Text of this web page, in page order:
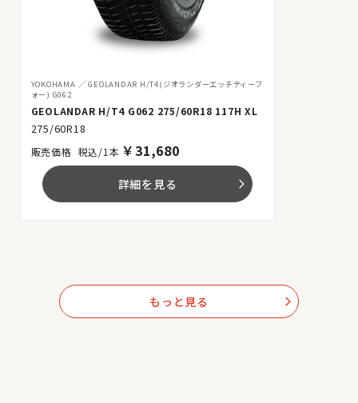
YOKOHAMA
GEOLANDAR H/T4(ジオランダーエッチティーフ
ォー) G062
GEOLANDAR H/T4 G062 275/60R18 117H XL
275/60R18
税込/1本 ￥31,680
詳細を見る arrow_forward_ios
もっと見る arrow_forward_ios